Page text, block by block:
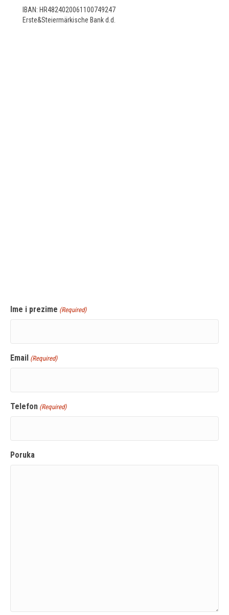
IBAN: HR4824020061100749247
Erste&Steiermärkische Bank d.d.
Ime i prezime (Required)
Email (Required)
Telefon (Required)
Poruka